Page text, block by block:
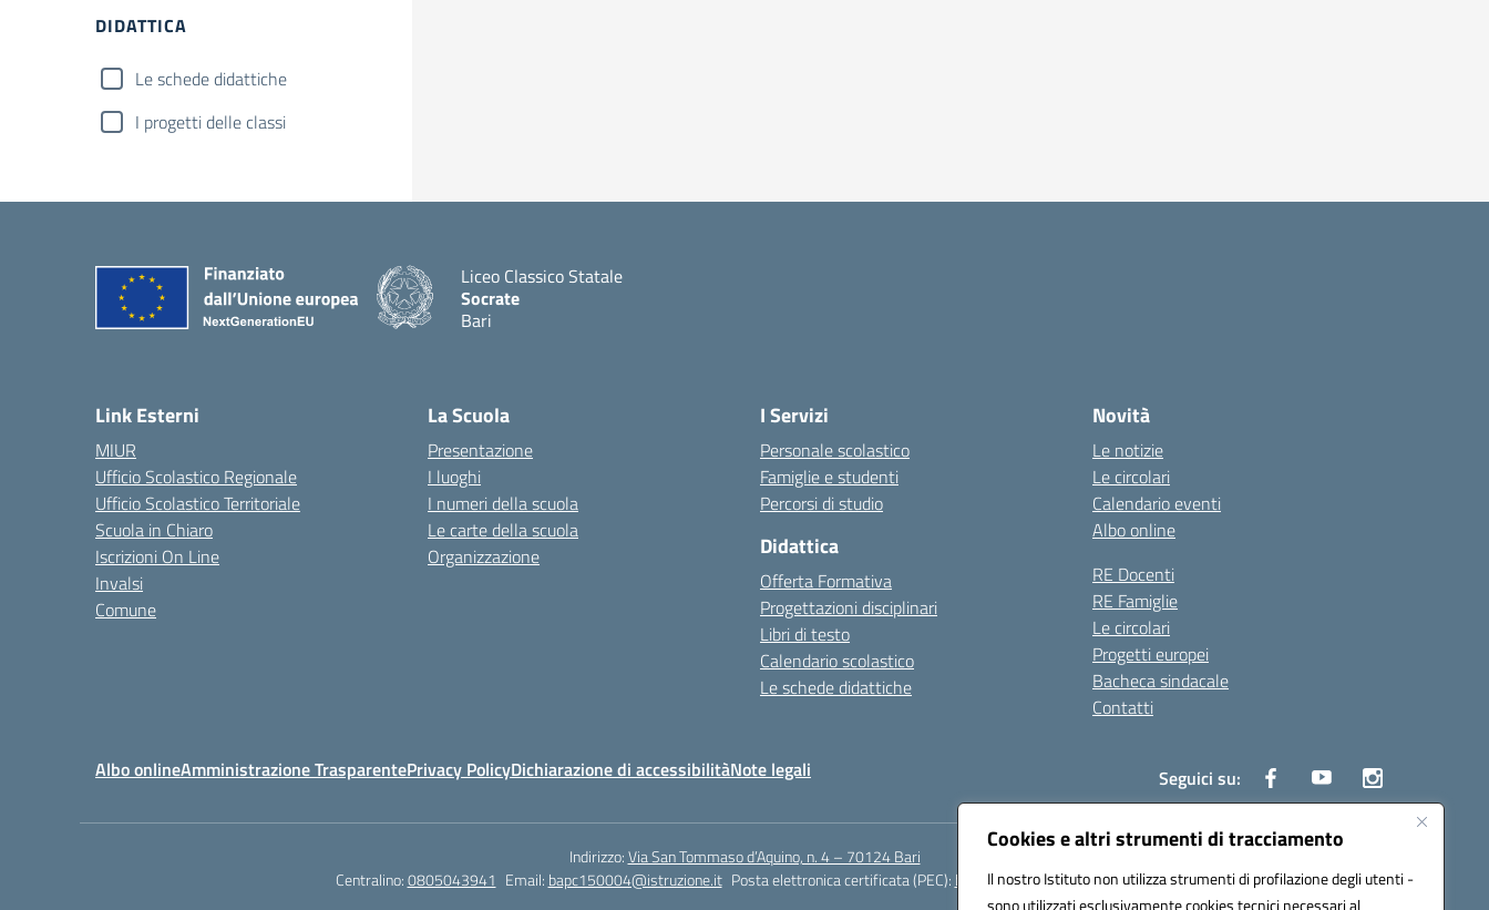
Cookies e altri strumenti di tracciamento
Il nostro Istituto non utilizza strumenti di profilazione degli utenti -
sono utilizzati esclusivamente cookies tecnici necessari al
DIDATTICA
Le schede didattiche
I progetti delle classi
Liceo Classico Statale
Socrate
Bari
Link Esterni
MIUR
Ufficio Scolastico Regionale
Ufficio Scolastico Territoriale
Scuola in Chiaro
Iscrizioni On Line
Invalsi
Comune
La Scuola
Presentazione
I luoghi
I numeri della scuola
Le carte della scuola
Organizzazione
I Servizi
Personale scolastico
Famiglie e studenti
Percorsi di studio
Didattica
Offerta Formativa
Progettazioni disciplinari
Libri di testo
Calendario scolastico
Le schede didattiche
Novità
Le notizie
Le circolari
Calendario eventi
Albo online
RE Docenti
RE Famiglie
Le circolari
Progetti europei
Bacheca sindacale
Contatti
Albo onlineAmministrazione TrasparentePrivacy PolicyDichiarazione di accessibilitàNote legali Seguici su:
Indirizzo:Via San Tommaso d’Aquino, n. 4 – 70124 Bari
Centralino:0805043941 Email: bapc150004@istruzione.it Posta elettronica certificata (PEC): bapc150004@pec.istruzione.it